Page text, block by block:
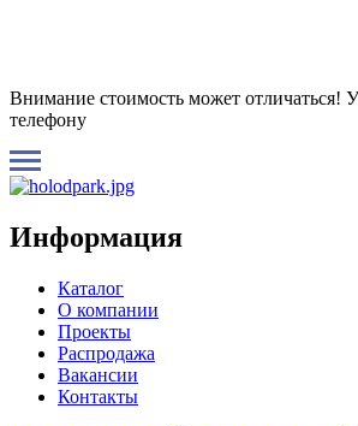
Внимание стоимость может отличаться!
телефону
Информация
Каталог
О компании
Проекты
Распродажа
Вакансии
Контакты